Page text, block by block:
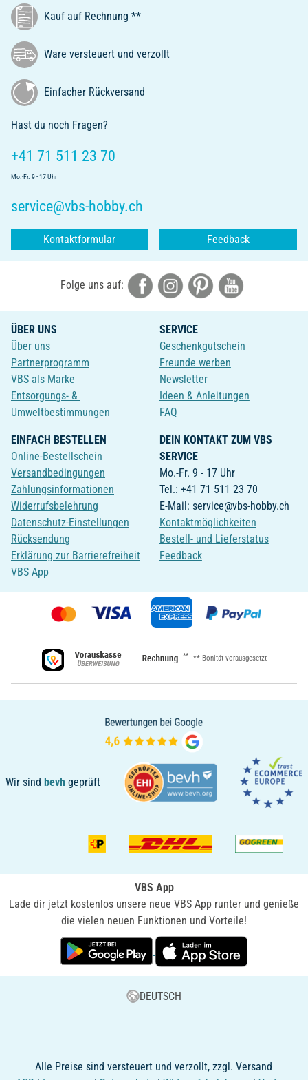
Kauf auf Rechnung **
Ware versteuert und verzollt
Einfacher Rückversand
Hast du noch Fragen?
+41 71 511 23 70
Mo.-Fr. 9 - 17 Uhr
service@vbs-hobby.ch
Kontaktformular Feedback
Folge uns auf:
ÜBER UNS
Über uns
Partnerprogramm
VBS als Marke
Entsorgungs- &
Umweltbestimmungen
SERVICE
Geschenkgutschein
Freunde werben
Newsletter
Ideen & Anleitungen
FAQ
EINFACH BESTELLEN
Online-Bestellschein
Versandbedingungen
Zahlungsinformationen
Widerrufsbelehrung
Datenschutz-Einstellungen
Rücksendung
Erklärung zur Barrierefreiheit
VBS App
DEIN KONTAKT ZUM VBS
SERVICE
Mo.-Fr. 9 - 17 Uhr
Tel.: +41 71 511 23 70
E-Mail: service@vbs-hobby.ch
Kontaktmöglichkeiten
Bestell- und Lieferstatus
Feedback
** ** Bonität vorausgesetzt
Wir sind bevh geprüft
VBS App
Lade dir jetzt kostenlos unsere neue VBS App runter und genieße
die vielen neuen Funktionen und Vorteile!
DEUTSCH
Alle Preise sind versteuert und verzollt, zzgl. Versand